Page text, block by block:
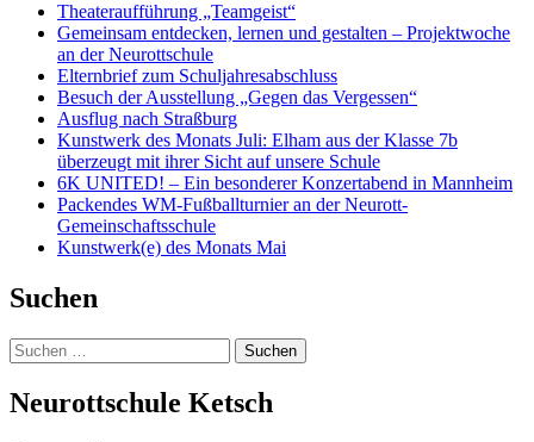
Theateraufführung „Teamgeist“
Gemeinsam entdecken, lernen und gestalten – Projektwoche
an der Neurottschule
Elternbrief zum Schuljahresabschluss
Besuch der Ausstellung „Gegen das Vergessen“
Ausflug nach Straßburg
Kunstwerk des Monats Juli: Elham aus der Klasse 7b
überzeugt mit ihrer Sicht auf unsere Schule
6K UNITED! – Ein besonderer Konzertabend in Mannheim
Packendes WM-Fußballturnier an der Neurott-
Gemeinschaftsschule
Kunstwerk(e) des Monats Mai
Suchen
Suchen
nach:
Neurottschule Ketsch